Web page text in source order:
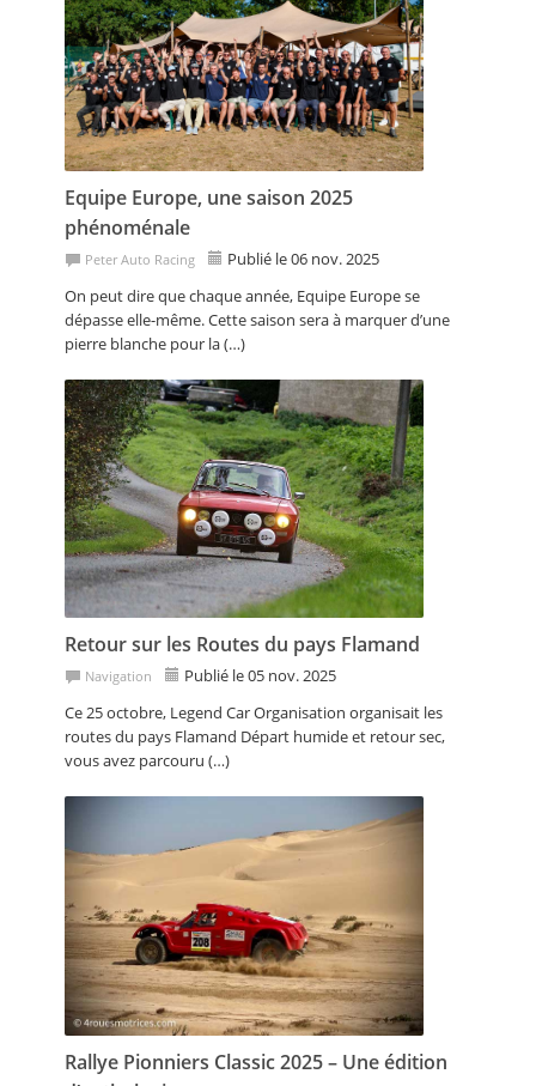
Equipe Europe, une saison 2025
phénoménale
Peter Auto Racing
Publié le 06 nov. 2025
On peut dire que chaque année, Equipe Europe se
dépasse elle-même. Cette saison sera à marquer d’une
pierre blanche pour la (…)
Retour sur les Routes du pays Flamand
Navigation
Publié le 05 nov. 2025
Ce 25 octobre, Legend Car Organisation organisait les
routes du pays Flamand Départ humide et retour sec,
vous avez parcouru (…)
Rallye Pionniers Classic 2025 – Une édition